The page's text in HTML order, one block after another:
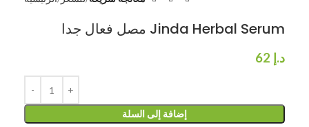
مصل فعال جدا Jinda Herbal Serum
د.إ
إضافة إلى السلة